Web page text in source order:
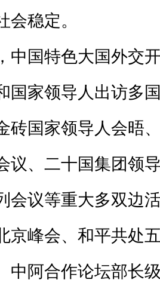
会稳定。
中国特色大国外交
国家领导人出访多
砖国家领导人会晤
议、二十国集团领
会议等重大多双边
京峰会、和平共处
中阿合作论坛部长